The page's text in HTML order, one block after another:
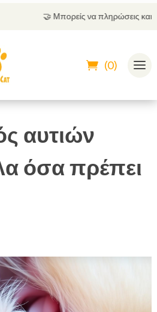
να πληρώσεις και με αντικαταβολή
(0)
αυτιών
όσα πρέπει